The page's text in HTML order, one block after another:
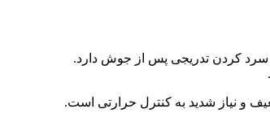
کردن تدریجی پس از جوش دارد.